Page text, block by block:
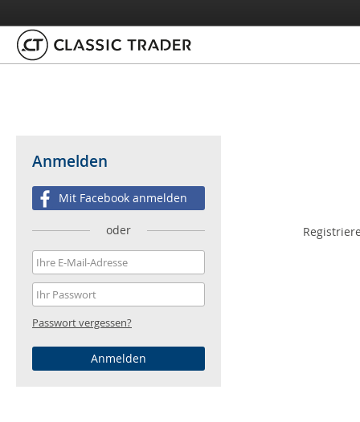
Anmelden
Mit Facebook anmelden
oder
Passwort vergessen?
Anmelden